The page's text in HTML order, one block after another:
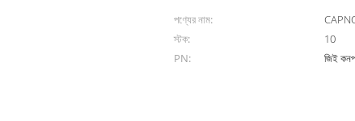
পণ্যের নাম:
স্টক:
10
PN:
জিই